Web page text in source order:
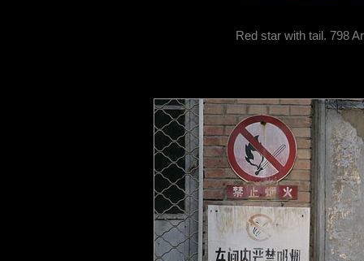
Red star with tail. 798